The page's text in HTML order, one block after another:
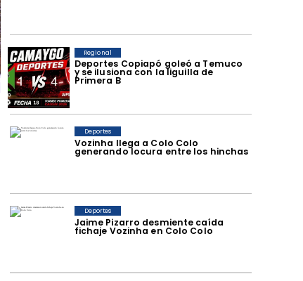
Deportes Copiapó goleó a Temuco
y se ilusiona con la liguilla de
Primera B
Regional
Vozinha llega a Colo Colo
generando locura entre los hinchas
Deportes
Jaime Pizarro desmiente caída
fichaje Vozinha en Colo Colo
Deportes